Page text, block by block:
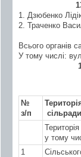
1
1. Дзюбенко
2. Траченко
Всього органів
У тому числі:
№
з/п
сільради
у тому
1